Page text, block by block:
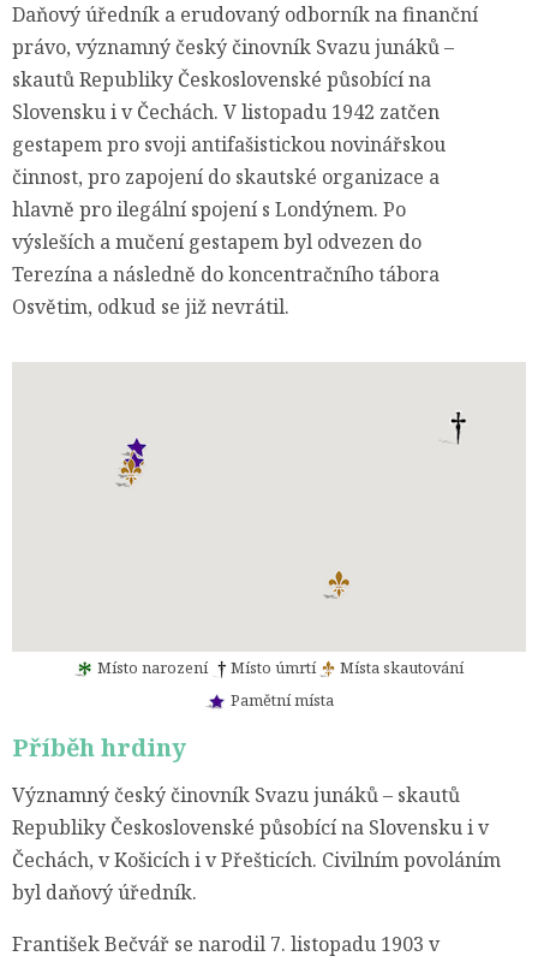
Daňový úředník a erudovaný odborník na finanční
právo, významný český činovník Svazu junáků –
skautů Republiky Československé působící na
Slovensku i v Čechách. V listopadu 1942 zatčen
gestapem pro svoji antifašistickou novinářskou
činnost, pro zapojení do skautské organizace a
hlavně pro ilegální spojení s Londýnem. Po
výsleších a mučení gestapem byl odvezen do
Terezína a následně do koncentračního tábora
Osvětim, odkud se již nevrátil.
Místo narození Místo úmrtí
Místa skautování
Pamětní místa
Příběh hrdiny
Významný český činovník Svazu junáků – skautů
Republiky Československé působící na Slovensku i v
Čechách, v Košicích i v Přešticích. Civilním povoláním
byl daňový úředník.
František Bečvář se narodil 7. listopadu 1903 v